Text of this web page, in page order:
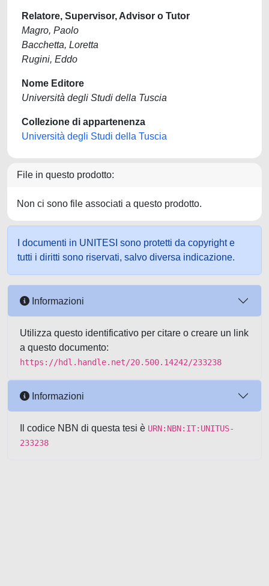
Relatore, Supervisor, Advisor o Tutor
Magro, Paolo
Bacchetta, Loretta
Rugini, Eddo
Nome Editore
Università degli Studi della Tuscia
Collezione di appartenenza
Università degli Studi della Tuscia
File in questo prodotto:
Non ci sono file associati a questo prodotto.
I documenti in UNITESI sono protetti da copyright e
tutti i diritti sono riservati, salvo diversa indicazione.
Informazioni
Utilizza questo identificativo per citare o creare un link
a questo documento:
https://hdl.handle.net/20.500.14242/233238
Informazioni
Il codice NBN di questa tesi è URN:NBN:IT:UNITUS-
233238